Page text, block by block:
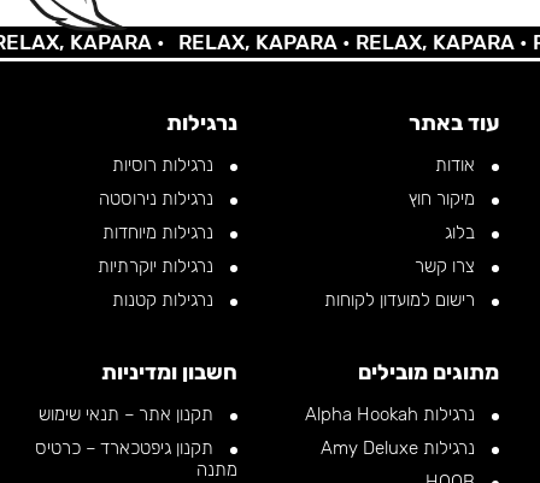
KAPARA • RELAX, KAPARA •RELAX, KAPARA •
עוד באתר
אודות
מיקור חוץ
בלוג
צרו קשר
רישום למועדון לקוחות
נרגילות
נרגילות רוסיות
נרגילות נירוסטה
נרגילות מיוחדות
נרגילות יוקרתיות
נרגילות קטנות
מתוגים מובילים
נרגילות Alpha Hookah
נרגילות Amy Deluxe
חשבון ומדיניות
תקנון אתר – תנאי שימוש
תקנון גיפטכארד – כרטיס
מתנה